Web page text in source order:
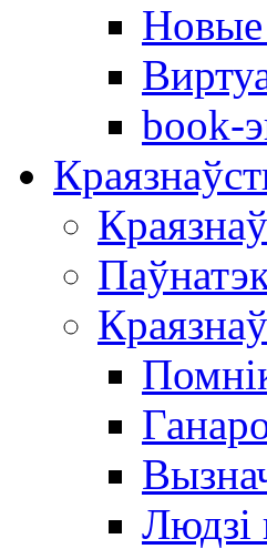
Новые
book-
Людзі